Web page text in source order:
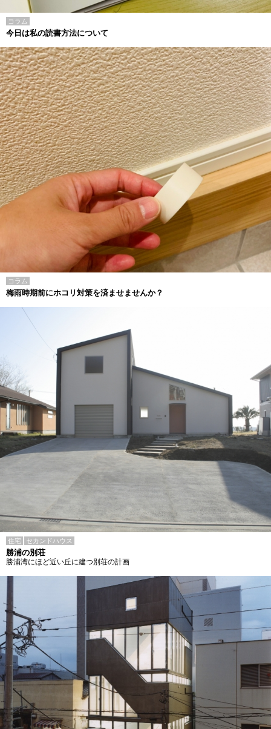
コラム
今日は私の読書方法について
コラム
梅雨時期前にホコリ対策を済ませませんか？
住宅 セカンドハウス
勝浦の別荘
勝浦湾にほど近い丘に建つ別荘の計画